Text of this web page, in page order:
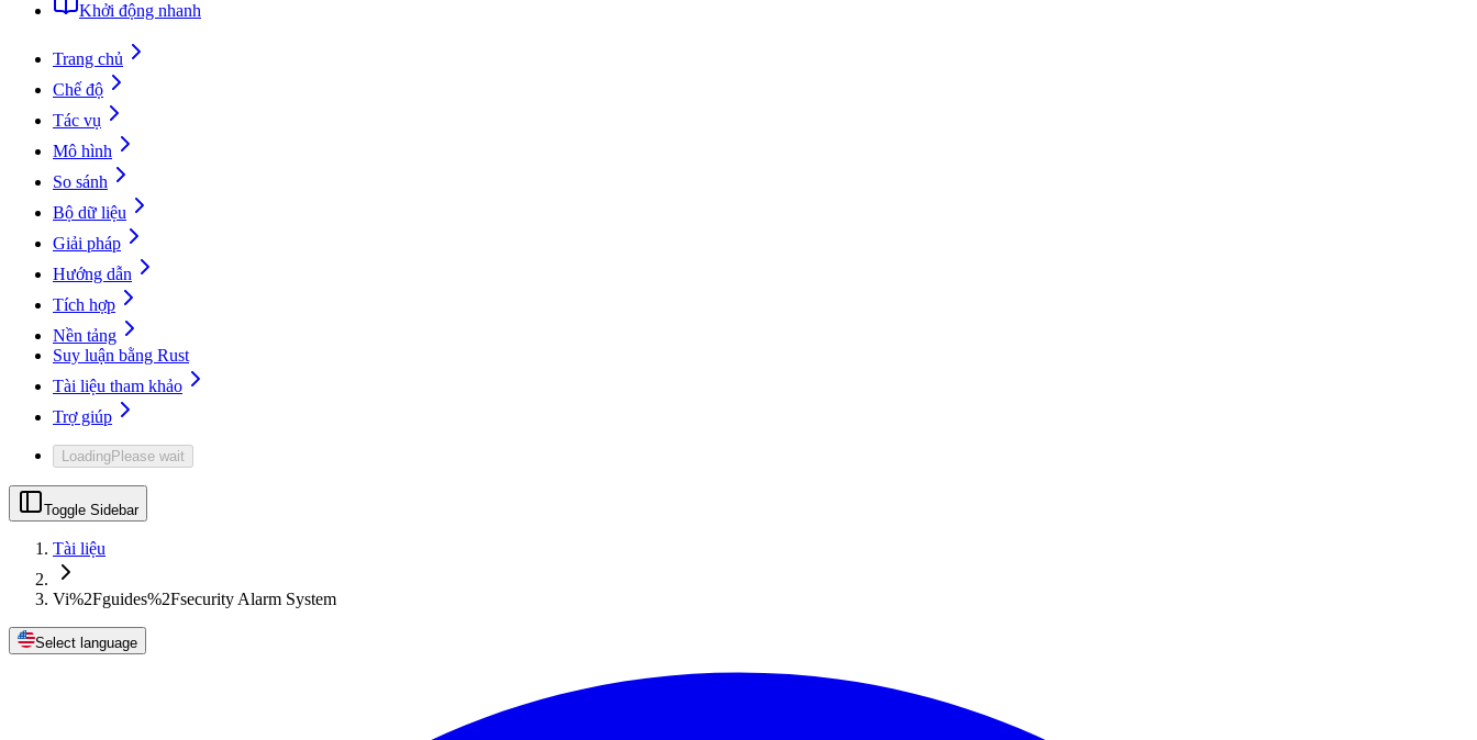
Khởi động nhanh
Trang chủ
Chế độ
Tác vụ
Mô hình
So sánh
Bộ dữ liệu
Giải pháp
Hướng dẫn
Tích hợp
Nền tảng
Suy luận bằng Rust
Tài liệu tham khảo
Trợ giúp
LoadingPlease wait
Toggle Sidebar
Tài liệu
Vi%2Fguides%2Fsecurity Alarm System
Select language